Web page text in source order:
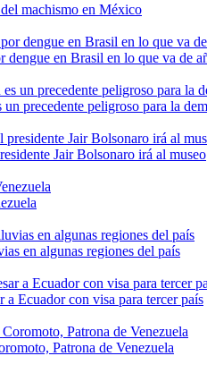
machismo en México
dengue en Brasil en lo que va de
precedente peligroso para la
Jair Bolsonaro irá al museo
en algunas regiones del país
Ecuador con visa para tercer país
Patrona de Venezuela